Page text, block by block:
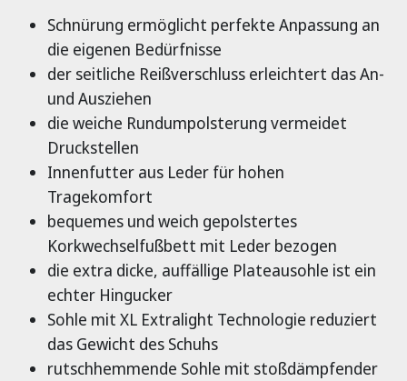
Schnürung ermöglicht perfekte Anpassung an
die eigenen Bedürfnisse
der seitliche Reißverschluss erleichtert das An-
und Ausziehen
die weiche Rundumpolsterung vermeidet
Druckstellen
Innenfutter aus Leder für hohen
Tragekomfort
bequemes und weich gepolstertes
Korkwechselfußbett mit Leder bezogen
die extra dicke, auffällige Plateausohle ist ein
echter Hingucker
Sohle mit XL Extralight Technologie reduziert
das Gewicht des Schuhs
rutschhemmende Sohle mit stoßdämpfender